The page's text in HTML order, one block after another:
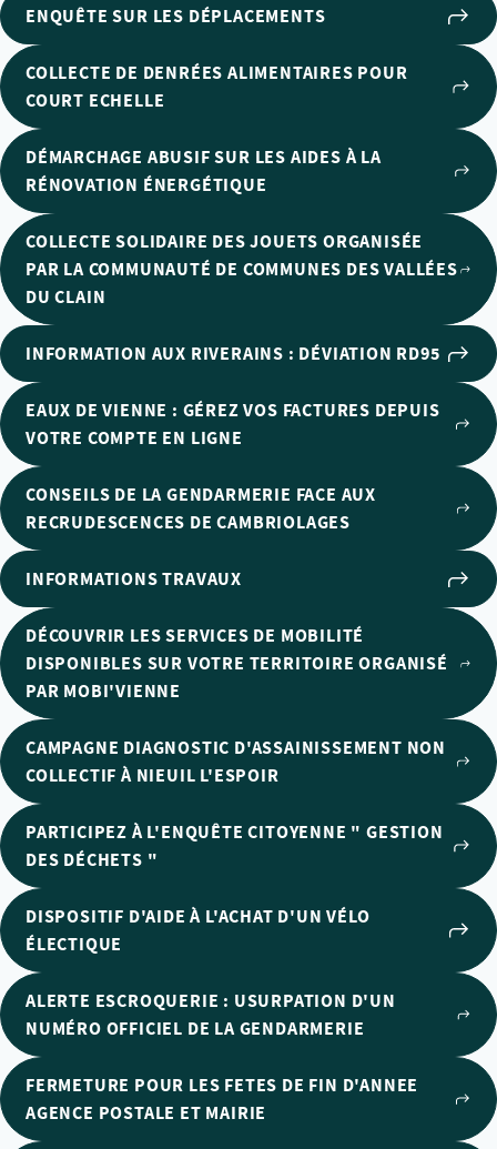
ENQUÊTE SUR LES DÉPLACEMENTS
COLLECTE DE DENRÉES ALIMENTAIRES POUR
COURT ECHELLE
DÉMARCHAGE ABUSIF SUR LES AIDES À LA
RÉNOVATION ÉNERGÉTIQUE
COLLECTE SOLIDAIRE DES JOUETS ORGANISÉE
PAR LA COMMUNAUTÉ DE COMMUNES DES VALLÉES
DU CLAIN
INFORMATION AUX RIVERAINS : DÉVIATION RD95
EAUX DE VIENNE : GÉREZ VOS FACTURES DEPUIS
VOTRE COMPTE EN LIGNE
CONSEILS DE LA GENDARMERIE FACE AUX
RECRUDESCENCES DE CAMBRIOLAGES
INFORMATIONS TRAVAUX
DÉCOUVRIR LES SERVICES DE MOBILITÉ
DISPONIBLES SUR VOTRE TERRITOIRE ORGANISÉ
PAR MOBI'VIENNE
CAMPAGNE DIAGNOSTIC D'ASSAINISSEMENT NON
COLLECTIF À NIEUIL L'ESPOIR
PARTICIPEZ À L'ENQUÊTE CITOYENNE " GESTION
DES DÉCHETS "
DISPOSITIF D'AIDE À L'ACHAT D'UN VÉLO
ÉLECTIQUE
ALERTE ESCROQUERIE : USURPATION D'UN
NUMÉRO OFFICIEL DE LA GENDARMERIE
FERMETURE POUR LES FETES DE FIN D'ANNEE
AGENCE POSTALE ET MAIRIE